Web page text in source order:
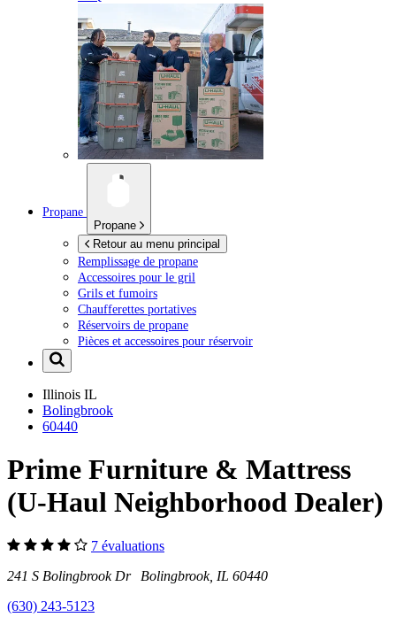
Propane
Propane
Retour au menu principal
Remplissage de propane
Accessoires pour le gril
Grils et fumoirs
Chaufferettes portatives
Réservoirs de propane
Pièces et accessoires pour réservoir
Illinois IL
Bolingbrook
60440
Prime Furniture & Mattress
(U-Haul Neighborhood Dealer)
7 évaluations
241 S Bolingbrook Dr Bolingbrook, IL 60440
(630) 243-5123